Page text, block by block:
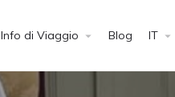
Info di Viaggio Blog IT